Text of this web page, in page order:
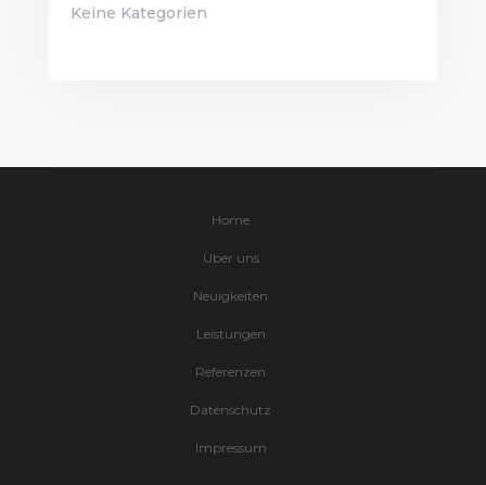
Keine Kategorien
Home
Über uns
Neuigkeiten
Leistungen
Referenzen
Datenschutz
Impressum